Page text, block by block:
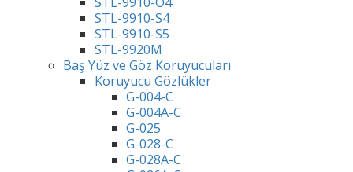
STL-9910-S4
STL-9910-S5
STL-9920M
Baş Yüz ve Göz Koruyucuları
Koruyucu Gözlükler
G-004-C
G-004A-C
G-025
G-028-C
G-028A-C